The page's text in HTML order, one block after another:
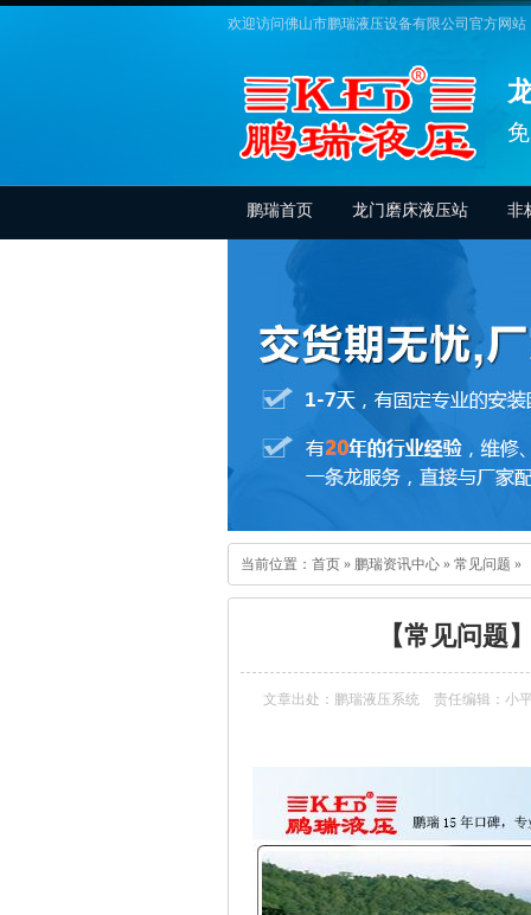
欢迎访问佛山市鹏瑞液压设备有限公司官方网站
鹏瑞首页 龙门磨床液压站 非
当前位置： 首页 » 鹏瑞资讯中心 » 常见问题 »
【常见问题
文章出处：鹏瑞液压系统 责任编辑：小